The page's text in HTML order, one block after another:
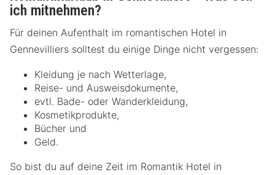
ich mitnehmen?
Für deinen Aufenthalt im romantischen Hotel in
Gennevilliers solltest du einige Dinge nicht vergessen:
Kleidung je nach Wetterlage,
Reise- und Ausweisdokumente,
evtl. Bade- oder Wanderkleidung,
Kosmetikprodukte,
Bücher und
Geld.
So bist du auf deine Zeit im Romantik Hotel in